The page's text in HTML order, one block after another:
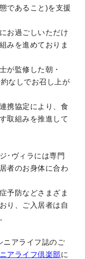
であること)を支援
お過ごしいただけ
みを進めておりま
が監修した朝・
なしでお召し上が
携協定により、食
取組みを推進して
･ヴィラには専門
者のお身体に合わ
予防などさまざま
り、ご入居者は自
ニアライフ誌のご
アライフ倶楽部に